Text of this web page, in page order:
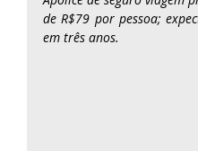
de R$79 por pessoa;
em três anos.